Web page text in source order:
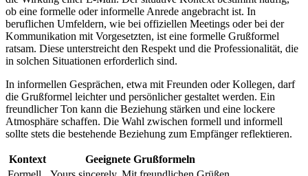
ob eine formelle oder informelle Anrede angebracht ist. In
beruflichen Umfeldern, wie bei offiziellen Meetings oder bei der
Kommunikation mit Vorgesetzten, ist eine formelle Grußformel
ratsam. Diese unterstreicht den Respekt und die Professionalität, die
in solchen Situationen erforderlich sind.
In informellen Gesprächen, etwa mit Freunden oder Kollegen, darf
die Grußformel leichter und persönlicher gestaltet werden. Ein
freundlicher Ton kann die Beziehung stärken und eine lockere
Atmosphäre schaffen. Die Wahl zwischen formell und informell
sollte stets die bestehende Beziehung zum Empfänger reflektieren.
Kontext
Geeignete Grußformeln